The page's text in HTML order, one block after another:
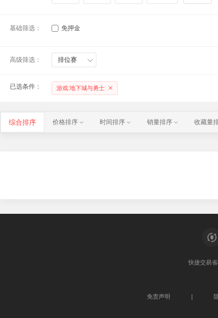
基础筛选： 免押金
高级筛选： 排位赛
已选条件： 游戏:地下城与勇士
综合排序 价格排序 时间排序 销量排序 收藏量
快捷交易
免责声明